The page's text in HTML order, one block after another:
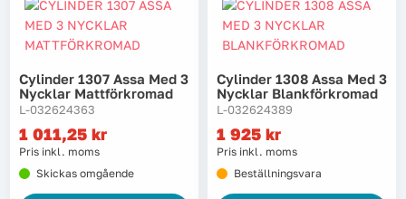
Cylinder 1307 Assa Med 3
Nycklar Mattförkromad
L-032624363
1 011,25 kr
Pris inkl. moms
Skickas omgående
Cylinder 1308 Assa Med 3
Nycklar Blankförkromad
L-032624389
1 925 kr
Pris inkl. moms
Beställningsvara